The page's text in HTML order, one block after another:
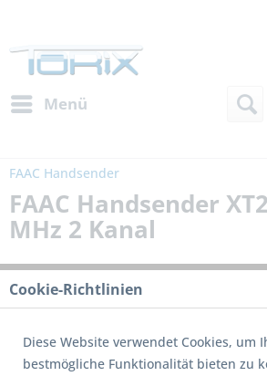
Menü
FAAC Handsender
FAAC Handsender
MHz 2 Kanal
Cookie-Richtlinien
Diese Website verwendet Cookies, um
bestmögliche Funktionalität bieten zu